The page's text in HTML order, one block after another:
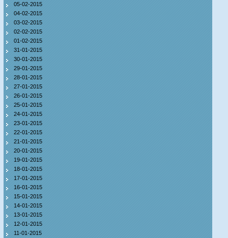
05-02-2015
04-02-2015
03-02-2015
02-02-2015
01-02-2015
31-01-2015
30-01-2015
29-01-2015
28-01-2015
27-01-2015
26-01-2015
25-01-2015
24-01-2015
23-01-2015
22-01-2015
21-01-2015
20-01-2015
19-01-2015
18-01-2015
17-01-2015
16-01-2015
15-01-2015
14-01-2015
13-01-2015
12-01-2015
11-01-2015